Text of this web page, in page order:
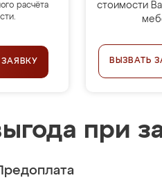
расчёта
стоимости
ВЫЗВАТЬ
при